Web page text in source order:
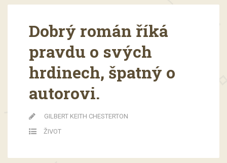
Dobrý román říká
pravdu o svých
hrdinech, špatný o
autorovi.
GILBERT KEITH CHESTERTON
ŽIVOT